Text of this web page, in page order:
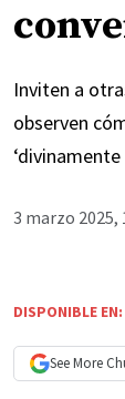
Inviten a
observen
3 marzo 2025,
DISPONIBLE EN:
See More